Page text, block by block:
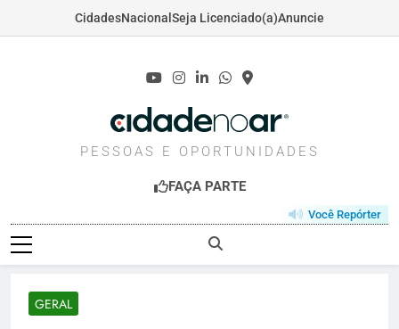
CidadesNacional Seja Licenciado(a)Anuncie
CIDADENOAR.COM
PESSOAS E OPORTUNIDADES
FAÇA PARTE
Você Repórter
GERAL